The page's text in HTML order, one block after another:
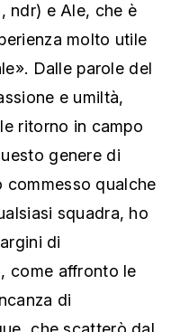
ndr) e Ale, che è
molto utile
Dalle parole del
e umiltà,
ritorno in campo
genere di
commesso qualche
squadra, ho
di
come affronto le
di